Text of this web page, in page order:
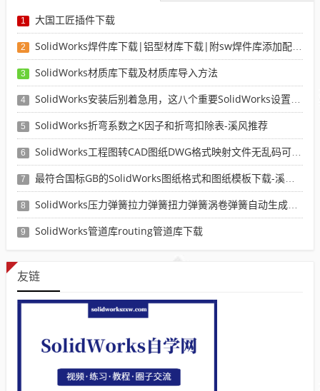
1 大国工匠插件下载
2 SolidWorks焊件库下载|铝型材库下载|附sw焊件库添加配置使用教程
3 SolidWorks材质库下载及材质库导入方法
4 SolidWorks安装后别着急用，这八个重要SolidWorks设置可以提高你的画图效率
5 SolidWorks折弯系数之K因子和折弯扣除表-溪风推荐
6 SolidWorks工程图转CAD图纸DWG格式映射文件无乱码可分层-溪风亲测推荐
7 最符合国标GB的SolidWorks图纸格式和图纸模板下载-溪风专用版
8 SolidWorks压力弹簧拉力弹簧扭力弹簧涡卷弹簧自动生成宏程序下载
9 SolidWorks管道库routing管道库下载
友链